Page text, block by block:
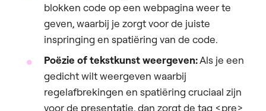
blokken code op een webpagina weer te
geven, waarbij je zorgt voor de juiste
inspringing en spatiëring van de code.
Poëzie of tekstkunst weergeven:Als je een
gedicht wilt weergeven waarbij
regelafbrekingen en spatiëring cruciaal zijn
voor de presentatie, dan zorgt de tag <pre>